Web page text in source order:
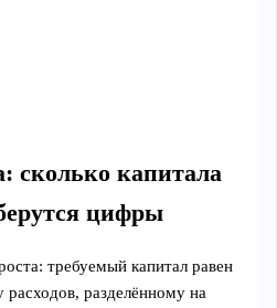
сколько капитала
цифры
требуемый капитал равен
разделённому на